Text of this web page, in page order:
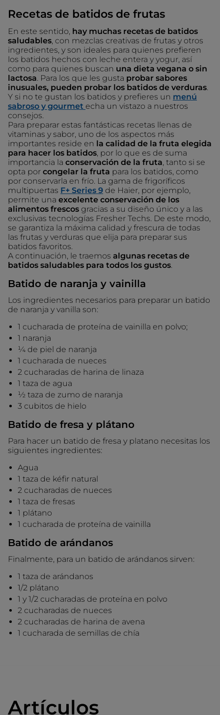
Recetas de batidos de frutas
En este sentido, hay muchas recetas de batidos
saludables , con mezclas creativas de frutas y otros
ingredientes, y son ideales para quienes prefieren
los batidos hechos con leche entera y yogur, así
como para quienes buscan una dieta vegana o sin
lactosa. Para los que les gusta probar sabores
inusuales, pueden probar los batidos de verduras.
Y si no te gustan los batidos y prefieres un menú
sabroso y gourmet echa un vistazo a nuestros
consejos.
Para preparar estas fantásticas recetas llenas de
vitaminas y sabor, uno de los aspectos más
importantes reside en la calidad de la fruta elegida
para hacer los batidos , por lo que es de suma
importancia la conservación de la fruta , tanto si se
opta por congelar la fruta para los batidos, como
por conservarla en frío. La gama de frigoríficos
multipuertas F+ Series 9 de Haier, por ejemplo,
permite una excelente conservación de los
alimentos frescos gracias a su diseño único y a las
exclusivas tecnologías Fresher Techs. De este modo,
se garantiza la máxima calidad y frescura de todas
las frutas y verduras que elija para preparar sus
batidos favoritos.
A continuación, le traemos algunas recetas de
batidos saludables para todos los gustos.
Batido de naranja y vainilla
Los ingredientes necesarios para preparar un batido
de naranja y vanilla son:
1 cucharada de proteína de vainilla en polvo;
1 naranja
¼ de piel de naranja
1 cucharada de nueces
2 cucharadas de harina de linaza
1 taza de agua
½ taza de zumo de naranja
3 cubitos de hielo
Batido de fresa y plátano
Para hacer un batido de fresa y platano necesitas los
siguientes ingredientes:
Agua
1 taza de kéfir natural
2 cucharadas de nueces
1 taza de fresas
1 plátano
1 cucharada de proteína de vainilla
Batido de arándanos
Finalmente, para un batido de arándanos sirven:
1 taza de arándanos
1/2 plátano
1 y 1/2 cucharadas de proteína en polvo
2 cucharadas de nueces
2 cucharadas de harina de avena
1 cucharada de semillas de chía
Artículos